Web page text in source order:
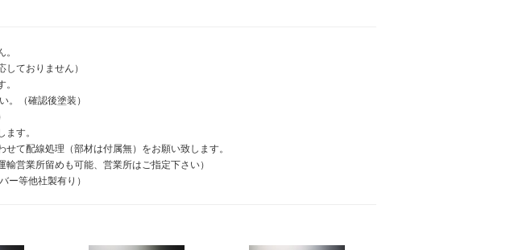
ておりません）
。（確認後塗装）
す。
て配線処理（部材は付属無）をお願い致します。
営業所留めも可能、営業所はご指定下さい）
ー等他社製有り）